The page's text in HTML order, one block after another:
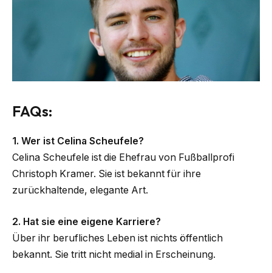
FAQs:
1. Wer ist Celina Scheufele?
Celina Scheufele ist die Ehefrau von Fußballprofi
Christoph Kramer. Sie ist bekannt für ihre
zurückhaltende, elegante Art.
2. Hat sie eine eigene Karriere?
Über ihr berufliches Leben ist nichts öffentlich
bekannt. Sie tritt nicht medial in Erscheinung.